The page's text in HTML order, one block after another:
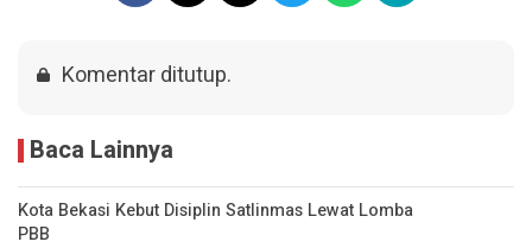
Komentar ditutup.
Baca Lainnya
Kota Bekasi Kebut Disiplin Satlinmas Lewat Lomba
PBB